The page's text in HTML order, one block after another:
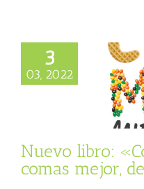
3
03, 2022
libro: «Come
comas mejor,
Nuevo libro:
comas mejor,